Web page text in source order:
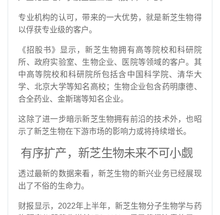
专业机构的认可，带来的一大优势，就是新芝生物得
以俘获专业级的客户。
《招股书》显示，新芝生物拥有高等院校和科研院
所、政府实验室、生物企业、医院等领域的客户。其
中高等院校和科研院所包括含中国科学院、清华大
学、北京大学等知名高校；生物企业包含药明康德、
合全药业、金斯瑞等知名企业。
这除了进一步暗示新芝生物拥有前沿的技术外，也昭
示了新芝生物在下游市场的影响力或将持续增长。
有序扩产，新芝生物未来不可小觑
透过最新的数据来看，新芝生物的新兴业务已经展现
出了不俗的生命力。
财报显示，2022年上半年，新芝生物分子生物学与药